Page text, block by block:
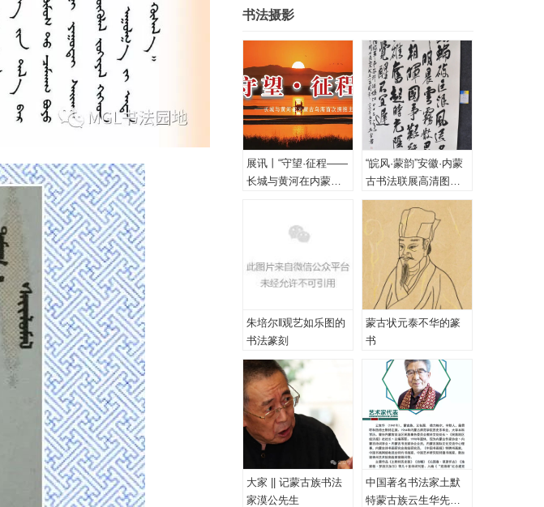
书法摄影
展讯丨“守望·征程——
长城与黄河在内蒙古
“皖风·蒙韵”安徽·内蒙
古书法联展高清图
（一、特邀作品）
朱培尔‖观艺如乐图的
书法篆刻
蒙古状元泰不华的篆
书
大家 || 记蒙古族书法
家漠公先生
中国著名书法家土默
特蒙古族云生华先生